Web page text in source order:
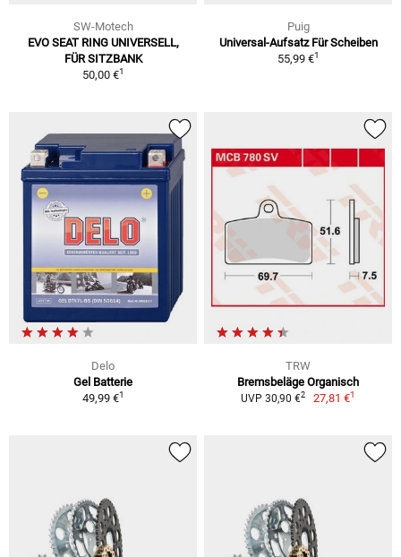
SW-Motech
EVO SEAT RING UNIVERSELL,
FÜR SITZBANK
50,00 €1
Puig
Universal-Aufsatz Für Scheiben
55,99 €1
Delo
Gel Batterie
49,99 €1
TRW
Bremsbeläge Organisch
UVP 30,90 €2 27,81 €1